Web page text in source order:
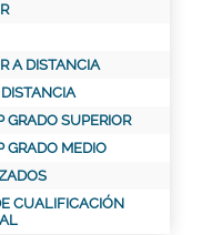
A DISTANCIA
GRADO SUPERIOR
GRADO MEDIO
CUALIFICACIÓN